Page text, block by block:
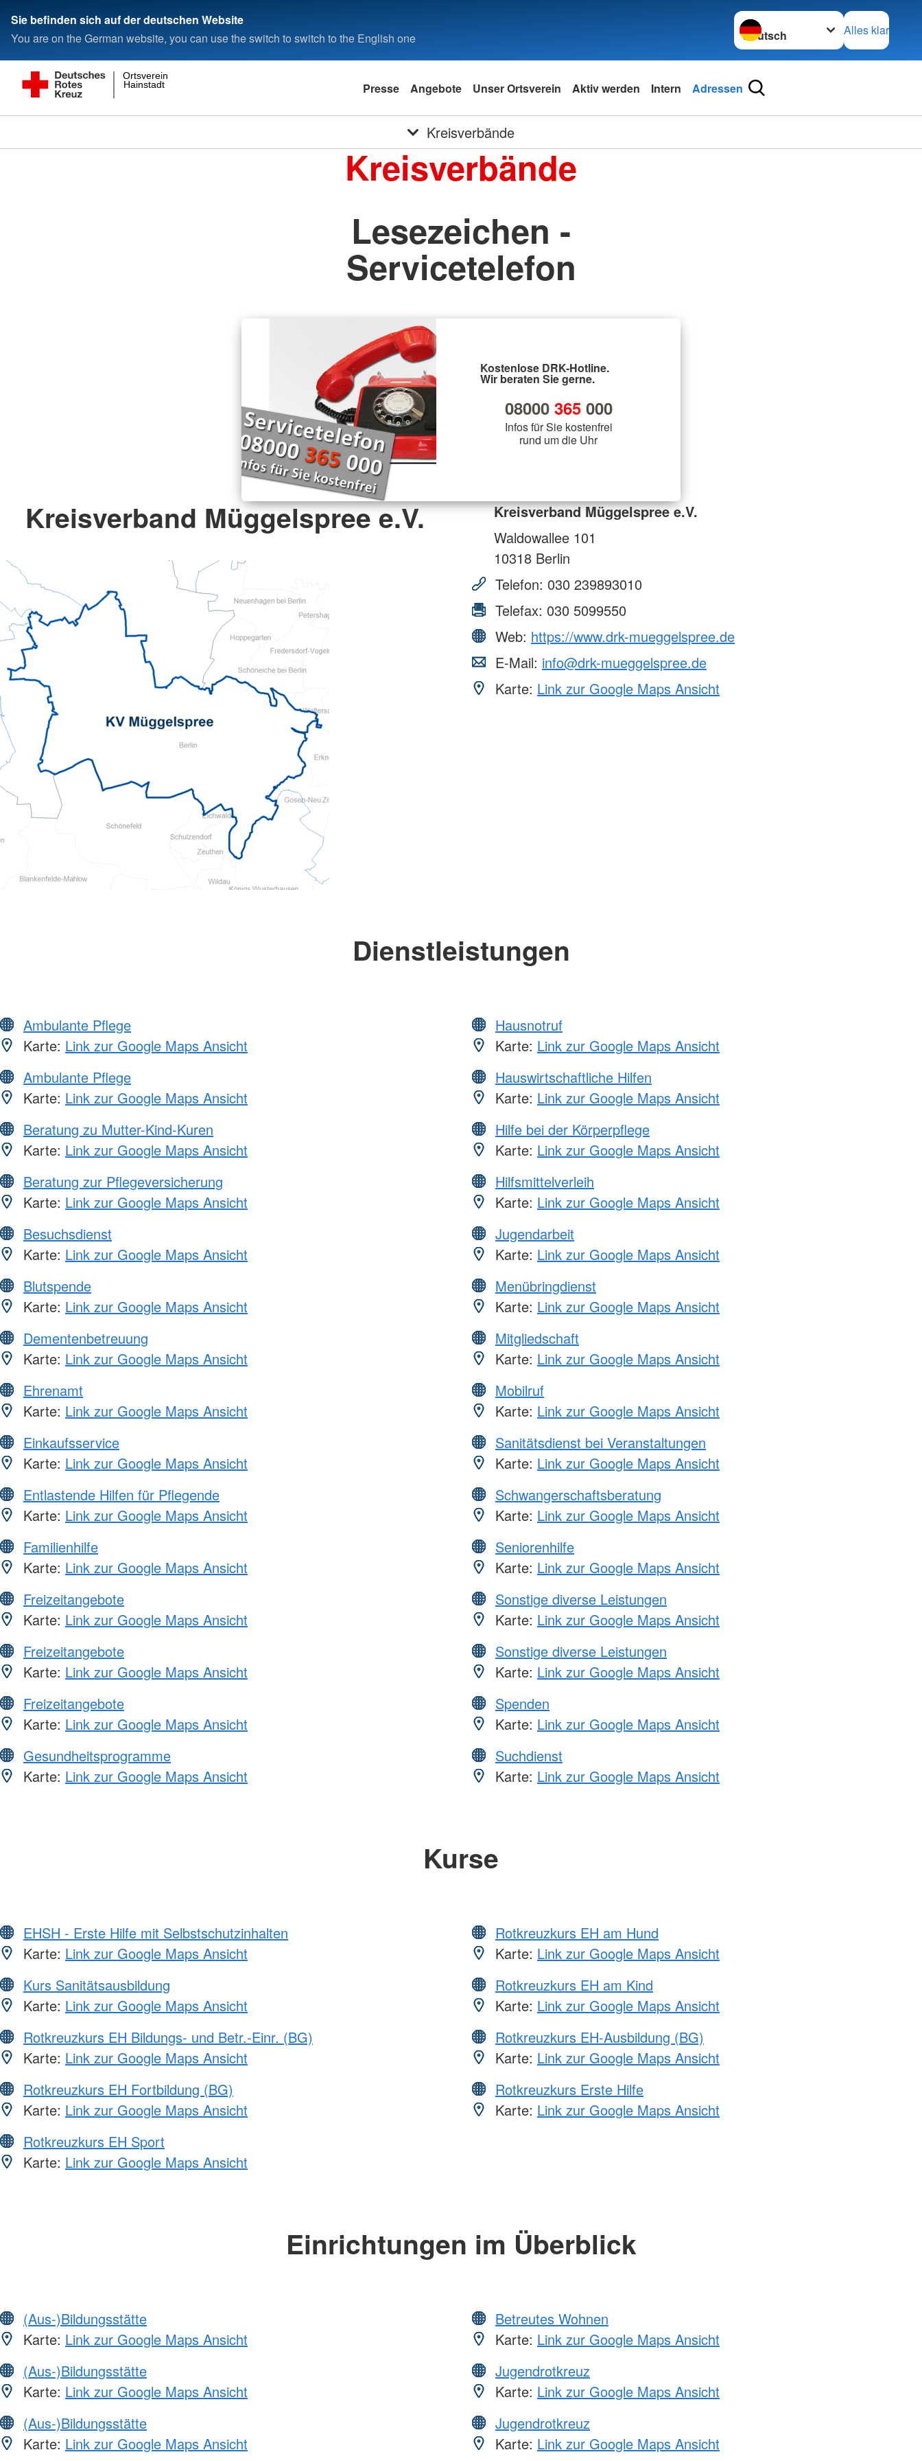
Sie befinden sich auf der deutschen Website
You are on the German website, you can use the switch to switch to the English one
Sprache wechseln zu
Alles klar
Hainstadt
Ortsverein
Presse Angebote Unser Ortsverein Aktiv werden Intern Adressen
Kreisverbände
Kreisverbände
Lesezeichen -
Servicetelefon
Kostenlose DRK-Hotline.
Wir beraten Sie gerne.
08000 365000
Infos für Sie kostenfrei
rund um die Uhr
Kreisverband Müggelspree e.V.
Kreisverband Müggelspree e.V.
Waldowallee 101
10318 Berlin
Telefon: 030 239893010
Telefax: 030 5099550
Web: https://www.drk-mueggelspree.de
E-Mail: info@drk-mueggelspree.de
Karte: Link zur Google Maps Ansicht
Dienstleistungen
Ambulante Pflege
Karte: Link zur Google Maps Ansicht
Ambulante Pflege
Karte: Link zur Google Maps Ansicht
Beratung zu Mutter-Kind-Kuren
Karte: Link zur Google Maps Ansicht
Beratung zur Pflegeversicherung
Karte: Link zur Google Maps Ansicht
Besuchsdienst
Karte: Link zur Google Maps Ansicht
Blutspende
Karte: Link zur Google Maps Ansicht
Dementenbetreuung
Karte: Link zur Google Maps Ansicht
Ehrenamt
Karte: Link zur Google Maps Ansicht
Einkaufsservice
Karte: Link zur Google Maps Ansicht
Entlastende Hilfen für Pflegende
Karte: Link zur Google Maps Ansicht
Familienhilfe
Karte: Link zur Google Maps Ansicht
Freizeitangebote
Karte: Link zur Google Maps Ansicht
Freizeitangebote
Karte: Link zur Google Maps Ansicht
Freizeitangebote
Karte: Link zur Google Maps Ansicht
Gesundheitsprogramme
Karte: Link zur Google Maps Ansicht
Hausnotruf
Karte: Link zur Google Maps Ansicht
Hauswirtschaftliche Hilfen
Karte: Link zur Google Maps Ansicht
Hilfe bei der Körperpflege
Karte: Link zur Google Maps Ansicht
Hilfsmittelverleih
Karte: Link zur Google Maps Ansicht
Jugendarbeit
Karte: Link zur Google Maps Ansicht
Menübringdienst
Karte: Link zur Google Maps Ansicht
Mitgliedschaft
Karte: Link zur Google Maps Ansicht
Mobilruf
Karte: Link zur Google Maps Ansicht
Sanitätsdienst bei Veranstaltungen
Karte: Link zur Google Maps Ansicht
Schwangerschaftsberatung
Karte: Link zur Google Maps Ansicht
Seniorenhilfe
Karte: Link zur Google Maps Ansicht
Sonstige diverse Leistungen
Karte: Link zur Google Maps Ansicht
Sonstige diverse Leistungen
Karte: Link zur Google Maps Ansicht
Spenden
Karte: Link zur Google Maps Ansicht
Suchdienst
Karte: Link zur Google Maps Ansicht
Kurse
EHSH - Erste Hilfe mit Selbstschutzinhalten
Karte: Link zur Google Maps Ansicht
Kurs Sanitätsausbildung
Karte: Link zur Google Maps Ansicht
Rotkreuzkurs EH Bildungs- und Betr.-Einr. (BG)
Karte: Link zur Google Maps Ansicht
Rotkreuzkurs EH Fortbildung (BG)
Karte: Link zur Google Maps Ansicht
Rotkreuzkurs EH Sport
Karte: Link zur Google Maps Ansicht
Rotkreuzkurs EH am Hund
Karte: Link zur Google Maps Ansicht
Rotkreuzkurs EH am Kind
Karte: Link zur Google Maps Ansicht
Rotkreuzkurs EH-Ausbildung (BG)
Karte: Link zur Google Maps Ansicht
Rotkreuzkurs Erste Hilfe
Karte: Link zur Google Maps Ansicht
Einrichtungen im Überblick
(Aus-)Bildungsstätte
Karte: Link zur Google Maps Ansicht
(Aus-)Bildungsstätte
Karte: Link zur Google Maps Ansicht
(Aus-)Bildungsstätte
Karte: Link zur Google Maps Ansicht
Betreutes Wohnen
Karte: Link zur Google Maps Ansicht
Jugendrotkreuz
Karte: Link zur Google Maps Ansicht
Jugendrotkreuz
Karte: Link zur Google Maps Ansicht